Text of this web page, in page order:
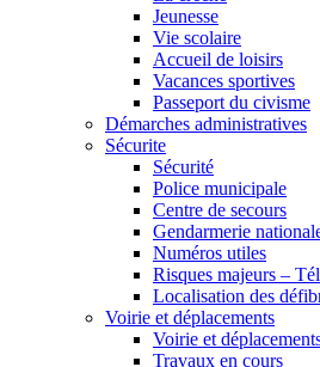
Jeunesse
Vie scolaire
Accueil de loisirs
Vacances sportives
Passeport du civisme
Démarches administratives
Sécurite
Sécurité
Police municipale
Centre de secours
Gendarmerie
Numéros utiles
Risques majeurs –
Localisation des
Voirie et déplacements
Voirie et
Travaux en cours